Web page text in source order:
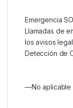
Emergencia
Llamadas de
los avisos
Detección de
—No aplicable